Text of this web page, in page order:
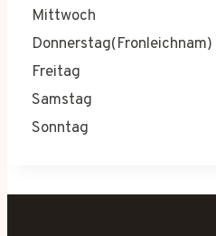
Mittwoch
Donnerstag(Fronleichnam)
Freitag
Samstag
Sonntag